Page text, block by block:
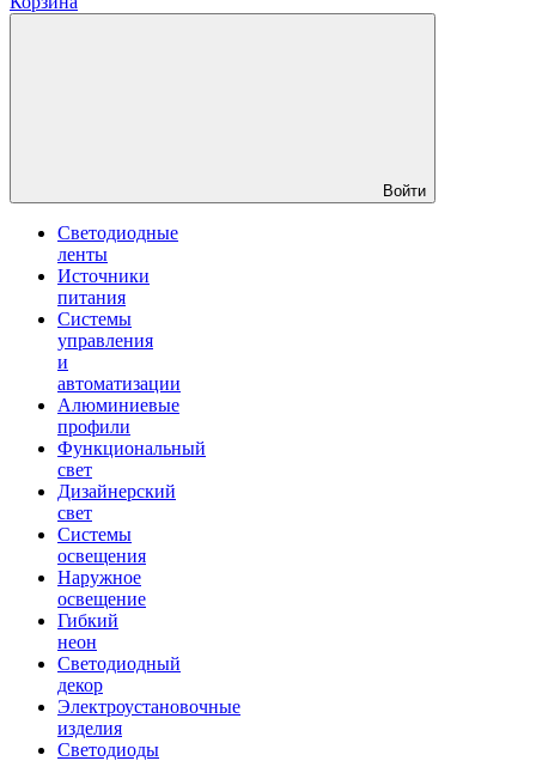
Войти
Светодиодные
ленты
Источники
питания
Системы
управления
и
автоматизации
Алюминиевые
профили
Функциональный
свет
Дизайнерский
свет
Системы
освещения
Наружное
освещение
Гибкий
неон
Светодиодный
декор
Электроустановочные
изделия
Светодиоды